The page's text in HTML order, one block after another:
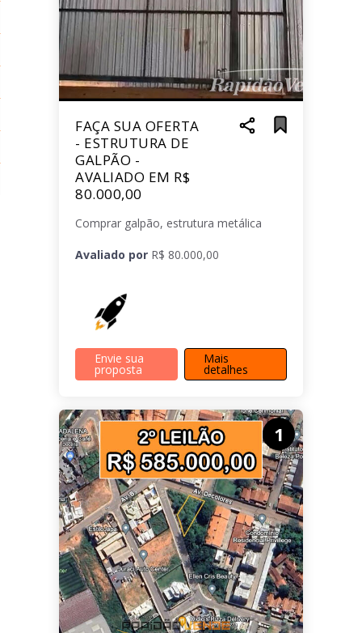
FAÇA SUA OFERTA
- ESTRUTURA DE
GALPÃO -
AVALIADO EM R$
80.000,00
Comprar galpão, estrutura metálica
Avaliado por R$ 80.000,00
Envie sua
proposta
Mais
detalhes
1